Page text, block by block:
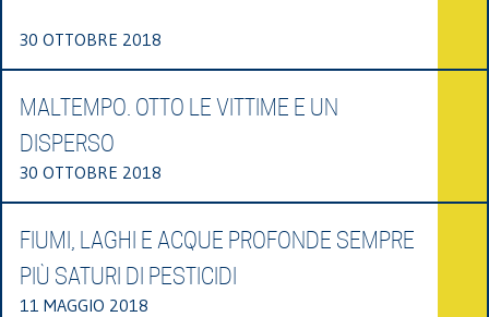
30 OTTOBRE 2018
MALTEMPO. OTTO LE VITTIME E UN
DISPERSO
30 OTTOBRE 2018
FIUMI, LAGHI E ACQUE PROFONDE SEMPRE
PIÙ SATURI DI PESTICIDI
11 MAGGIO 2018